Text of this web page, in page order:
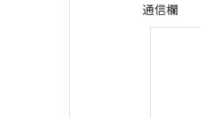
通信欄